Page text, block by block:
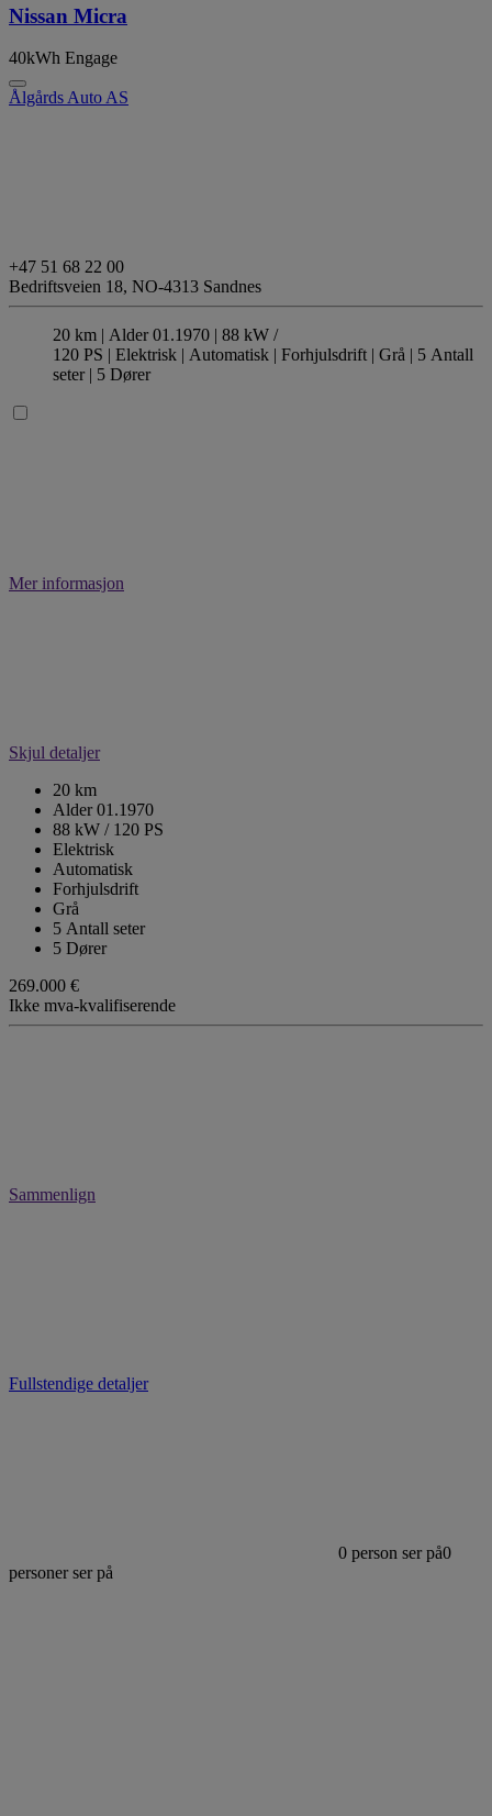
Nissan Micra
40kWh Engage
Ålgårds Auto AS
+47 51 68 22 00
Bedriftsveien 18, NO-4313 Sandnes
20 km | Alder 01.1970 | 88 kW /
120 PS | Elektrisk | Automatisk | Forhjulsdrift | Grå | 5 Antall
seter| 5 Dører
Mer informasjon
Skjul detaljer
20 km
Alder 01.1970
88 kW / 120 PS
Elektrisk
Automatisk
Forhjulsdrift
Grå
5 Antall seter
5 Dører
269.000 €
Ikke mva-kvalifiserende
Sammenlign
Fullstendige detaljer
0 person ser på0
personer ser på